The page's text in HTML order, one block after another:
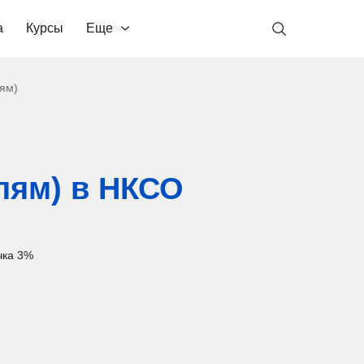
Курсы Еще
в НКСО
3%